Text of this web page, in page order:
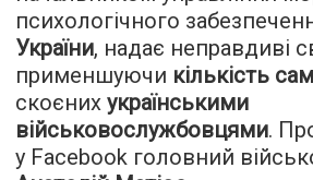
психологічного
України, надає неправдиві
применшуючи кількість
скоєних українськими
військовослужбовцями.
у Facebook головний